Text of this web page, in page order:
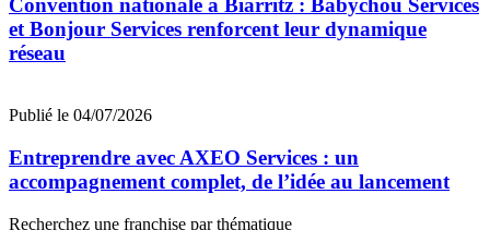
Convention nationale à Biarritz : Babychou Services
et Bonjour Services renforcent leur dynamique
réseau
Publié le 04/07/2026
Entreprendre avec AXEO Services : un
accompagnement complet, de l’idée au lancement
Recherchez une franchise par thématique